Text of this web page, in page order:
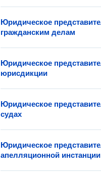
Юридическое
гражданским делам
Юридическое
юрисдикции
Юридическое
судах
Юридическое
апелляционной инстанции